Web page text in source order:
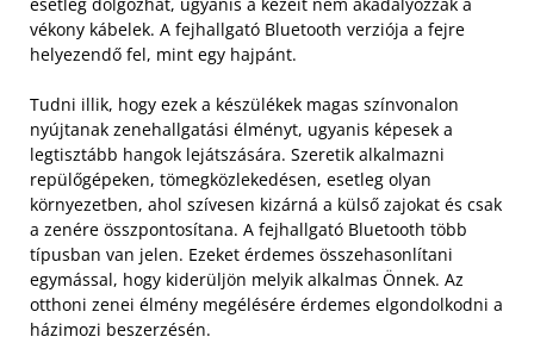
vékony kábelek. A fejhallgató Bluetooth verziója a fejre
helyezendő fel, mint egy hajpánt.
Tudni illik, hogy ezek a készülékek magas színvonalon
nyújtanak zenehallgatási élményt, ugyanis képesek a
legtisztább hangok lejátszására. Szeretik alkalmazni
repülőgépeken, tömegközlekedésen, esetleg olyan
környezetben, ahol szívesen kizárná a külső zajokat és csak
a zenére összpontosítana. A fejhallgató Bluetooth több
típusban van jelen. Ezeket érdemes összehasonlítani
egymással, hogy kiderüljön melyik alkalmas Önnek. Az
otthoni zenei élmény megélésére érdemes elgondolkodni a
házimozi beszerzésén.